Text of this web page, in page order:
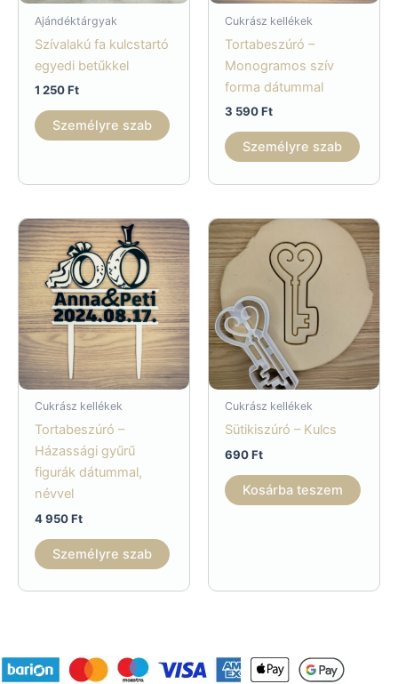
Ajándéktárgyak
Szívalakú fa kulcstartó
egyedi betűkkel
1 250Ft
Személyre szab
Cukrász kellékek
Tortabeszúró –
Monogramos szív
forma dátummal
3 590Ft
Személyre szab
Cukrász kellékek
Tortabeszúró –
Házassági gyűrű
figurák dátummal,
névvel
4 950Ft
Személyre szab
Cukrász kellékek
Sütikiszúró – Kulcs
690Ft
Kosárba teszem